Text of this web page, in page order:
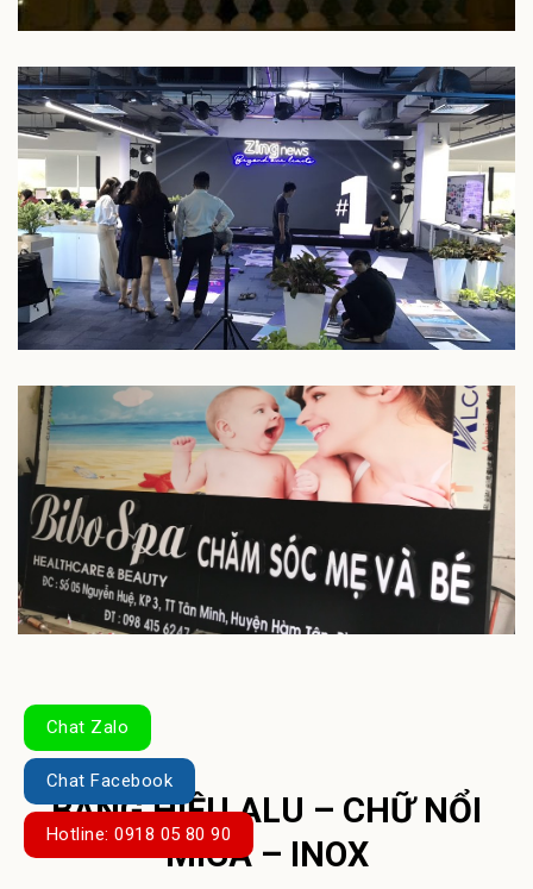
BẢNG HIỆU ALU – CHỮ NỔI
MICA – INOX
Chat Zalo
Chat Facebook
Hotline: 0918 05 80 90